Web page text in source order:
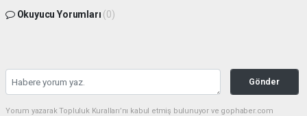
Okuyucu Yorumları (0)
Gönder
Yorum yazarak Topluluk Kuralları’nı kabul etmiş bulunuyor ve gophaber.com